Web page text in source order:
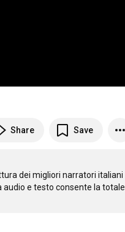
Share Save
dei migliori narratori italiani
e testo consente la totale